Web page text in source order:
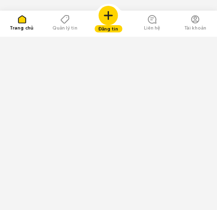
Trang chủ Quản lý tin Đăng tin Liên hệ Tài khoản